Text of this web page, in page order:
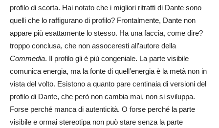
profilo di scorta. Hai notato che i migliori ritratti di Dante sono
quelli che lo raffigurano di profilo? Frontalmente, Dante non
appare più esattamente lo stesso. Ha una faccia, come dire?
troppo conclusa, che non assoceresti all’autore della
Commedia. Il profilo gli è più congeniale. La parte visibile
comunica energia, ma la fonte di quell’energia è la metà non in
vista del volto. Esistono a quanto pare centinaia di versioni del
profilo di Dante, che però non cambia mai, non si sviluppa.
Forse perché manca di autenticità. O forse perché la parte
visibile e ormai stereotipa non può stare senza la parte